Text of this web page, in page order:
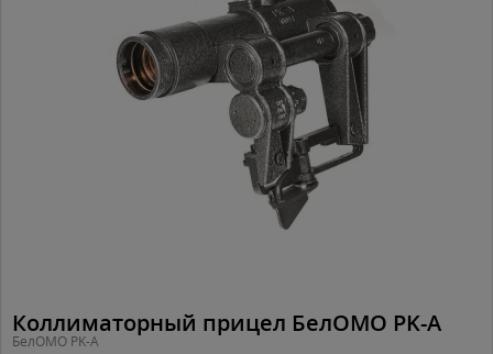
Коллиматорный прицел БелОМО PK-A
БелОМО PK-A